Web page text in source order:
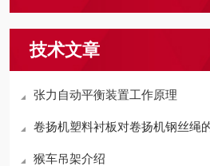
技术文章
张力自动平衡装置工作原理
卷扬机塑料衬板对卷扬机钢丝绳
猴车吊架介绍